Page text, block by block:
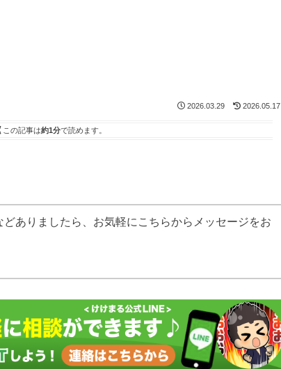
2026.03.29 2026.05.17
この記事は約1分で読めます。
ありましたら、お気軽にこちらからメッセージをお